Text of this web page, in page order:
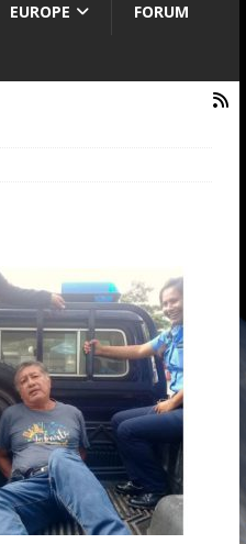
EUROPE FORUM